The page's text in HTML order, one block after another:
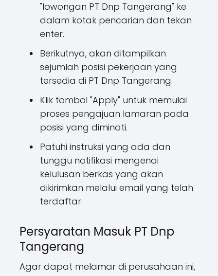
"lowongan PT Dnp Tangerang" ke
dalam kotak pencarian dan tekan
enter.
Berikutnya, akan ditampilkan
sejumlah posisi pekerjaan yang
tersedia di PT Dnp Tangerang.
Klik tombol "Apply" untuk memulai
proses pengajuan lamaran pada
posisi yang diminati.
Patuhi instruksi yang ada dan
tunggu notifikasi mengenai
kelulusan berkas yang akan
dikirimkan melalui email yang telah
terdaftar.
Persyaratan Masuk PT Dnp
Tangerang
Agar dapat melamar di perusahaan ini,